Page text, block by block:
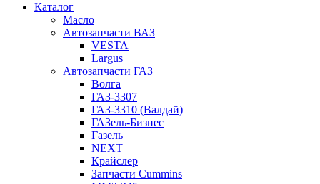
Каталог
Масло
Автозапчасти ВАЗ
VESTA
Largus
Автозапчасти ГАЗ
Волга
ГАЗ-3307
ГАЗ-3310 (Валдай)
ГАЗель-Бизнес
Газель
NEXT
Крайслер
Запчасти Cummins